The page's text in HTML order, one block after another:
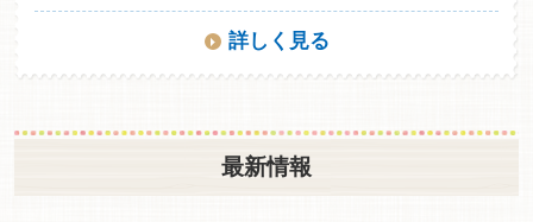
詳しく見る
最新情報